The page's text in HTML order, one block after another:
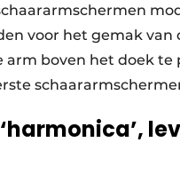
voor het gemak van
arm boven het doek